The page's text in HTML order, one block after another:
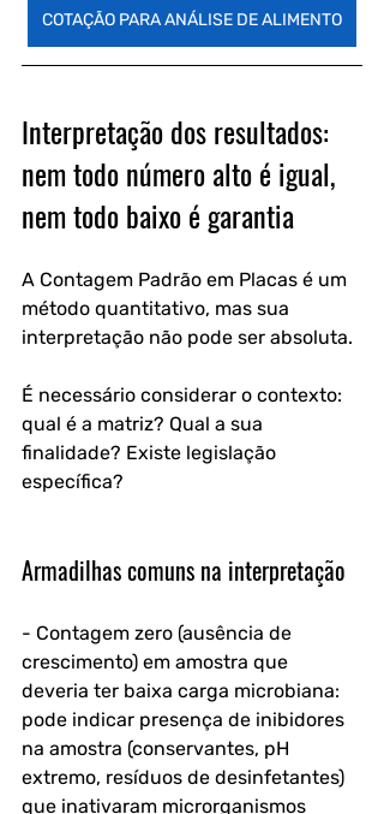
COTAÇÃO PARA ANÁLISE DE ALIMENTO
Interpretação dos resultados:
nem todo número alto é igual,
nem todo baixo é garantia
A Contagem Padrão em Placas é um
método quantitativo, mas sua
interpretação não pode ser absoluta.
É necessário considerar o contexto:
qual é a matriz? Qual a sua
finalidade? Existe legislação
específica?
Armadilhas comuns na interpretação
- Contagem zero (ausência de
crescimento) em amostra que
deveria ter baixa carga microbiana:
pode indicar presença de inibidores
na amostra (conservantes, pH
extremo, resíduos de desinfetantes)
que inativaram microrganismos